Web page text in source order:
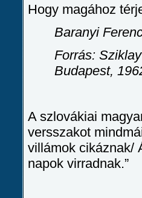
Hogy magához
Baranyi
Forrás:
Budapest,
A szlovákiai
versszakot
villámok cikáznak/
napok virradnak.”